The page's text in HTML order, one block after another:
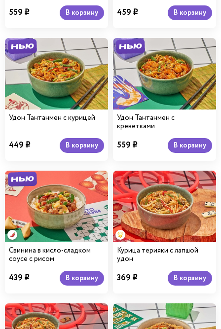
559 i В корзину 459 i В корзину
Удон Тантанмен с курицей
449 i В корзину
Удон Тантанмен с
креветками
559 i В корзину
Свинина в кисло-сладком
соусе с рисом
439 i В корзину
Курица терияки с лапшой
удон
369 i В корзину